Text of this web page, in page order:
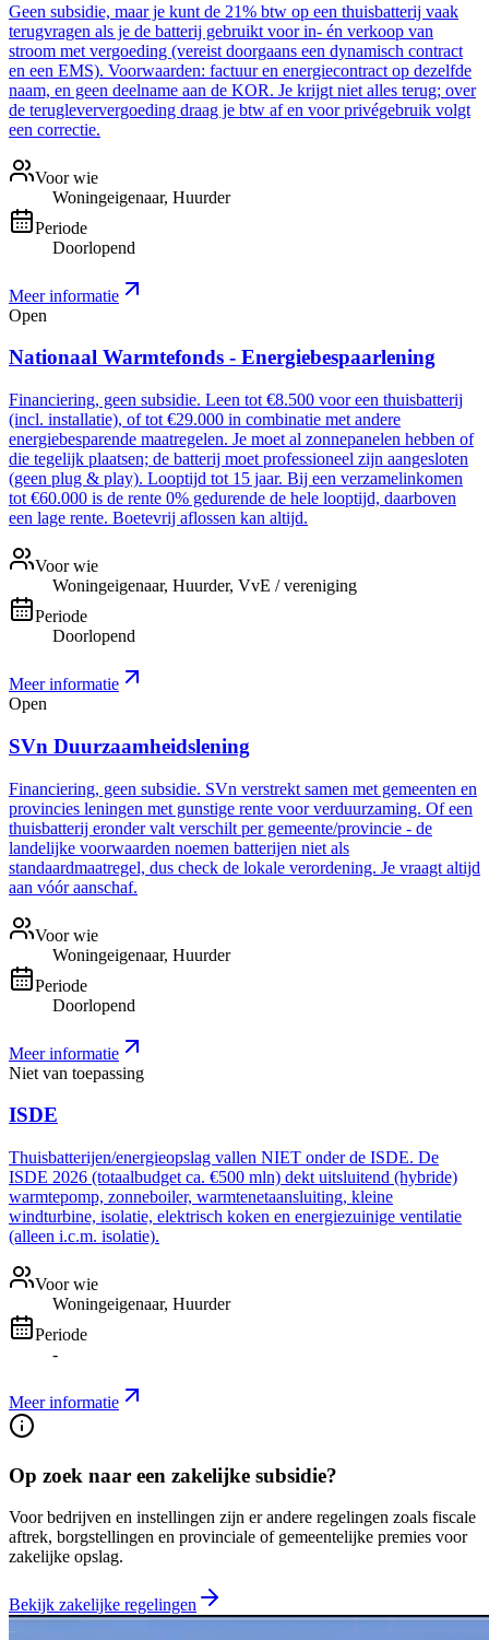
Geen subsidie, maar je kunt de 21% btw op een thuisbatterij vaak
terugvragen als je de batterij gebruikt voor in- én verkoop van
stroom met vergoeding (vereist doorgaans een dynamisch contract
en een EMS). Voorwaarden: factuur en energiecontract op dezelfde
naam, en geen deelname aan de KOR. Je krijgt niet alles terug; over
de terugleververgoeding draag je btw af en voor privégebruik volgt
een correctie.
Voor wie
Woningeigenaar, Huurder
Periode
Doorlopend
Meer informatie
Open
Nationaal Warmtefonds - Energiebespaarlening
Financiering, geen subsidie. Leen tot €8.500 voor een thuisbatterij
(incl. installatie), of tot €29.000 in combinatie met andere
energiebesparende maatregelen. Je moet al zonnepanelen hebben of
die tegelijk plaatsen; de batterij moet professioneel zijn aangesloten
(geen plug & play). Looptijd tot 15 jaar. Bij een verzamelinkomen
tot €60.000 is de rente 0% gedurende de hele looptijd, daarboven
een lage rente. Boetevrij aflossen kan altijd.
Voor wie
Woningeigenaar, Huurder, VvE / vereniging
Periode
Doorlopend
Meer informatie
Open
SVn Duurzaamheidslening
Financiering, geen subsidie. SVn verstrekt samen met gemeenten en
provincies leningen met gunstige rente voor verduurzaming. Of een
thuisbatterij eronder valt verschilt per gemeente/provincie - de
landelijke voorwaarden noemen batterijen niet als
standaardmaatregel, dus check de lokale verordening. Je vraagt altijd
aan vóór aanschaf.
Voor wie
Woningeigenaar, Huurder
Periode
Doorlopend
Meer informatie
Niet van toepassing
ISDE
Thuisbatterijen/energieopslag vallen NIET onder de ISDE. De
ISDE 2026 (totaalbudget ca. €500 mln) dekt uitsluitend (hybride)
warmtepomp, zonneboiler, warmtenetaansluiting, kleine
windturbine, isolatie, elektrisch koken en energiezuinige ventilatie
(alleen i.c.m. isolatie).
Voor wie
Woningeigenaar, Huurder
Periode
-
Meer informatie
Op zoek naar een zakelijke subsidie?
Voor bedrijven en instellingen zijn er andere regelingen zoals fiscale
aftrek, borgstellingen en provinciale of gemeentelijke premies voor
zakelijke opslag.
Bekijk zakelijke regelingen